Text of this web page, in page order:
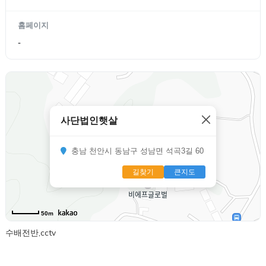
홈페이지
-
사단법인햇살
충남 천안시 동남구 성남면 석곡3길 60
길찾기 큰지도
50m
수배전반,cctv